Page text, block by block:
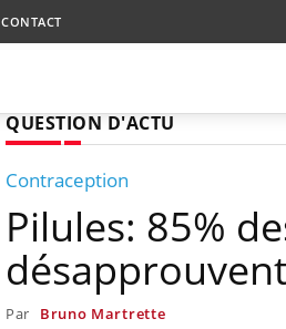
CONTACT
QUESTION D'ACTU
Contraception
Pilules: 85%
Par Bruno Martrette